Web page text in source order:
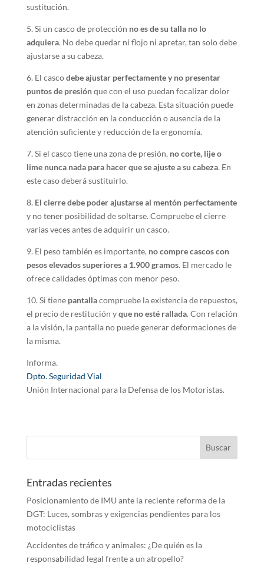
sustitución.
5. Si un casco de protección no es de su talla no lo
adquiera. No debe quedar ni flojo ni apretar, tan solo debe
ajustarse a su cabeza.
6. El cascodebe ajustar perfectamente y no presentar
puntos de presiónque con el uso puedan focalizar dolor
en zonas determinadas de la cabeza. Esta situación puede
generar distracción en la conducción o ausencia de la
atención suficiente y reducción de la ergonomía.
7. Si el casco tiene una zona de presión, no corte, lije o
lime nunca nada para hacer que se ajuste a su cabeza. En
este caso deberá sustituirlo.
8. El cierre debe poder ajustarse al mentón perfectamente
y no tener posibilidad de soltarse. Compruebe el cierre
varias veces antes de adquirir un casco.
9. El peso también es importante, no compre cascos con
pesos elevados superiores a 1.900 gramos. El mercado le
ofrece calidades óptimas con menor peso.
10. Si tienepantallacompruebe la existencia de repuestos,
el precio de restitución yque no esté rallada. Con relación
a la visión, la pantalla no puede generar deformaciones de
la misma.
Informa.
Dpto. Seguridad Vial
Unión Internacional para la Defensa de los Motoristas.
Entradas recientes
Posicionamiento de IMU ante la reciente reforma de la
DGT: Luces, sombras y exigencias pendientes para los
motociclistas
Accidentes de tráfico y animales: ¿De quién es la
responsabilidad legal frente a un atropello?